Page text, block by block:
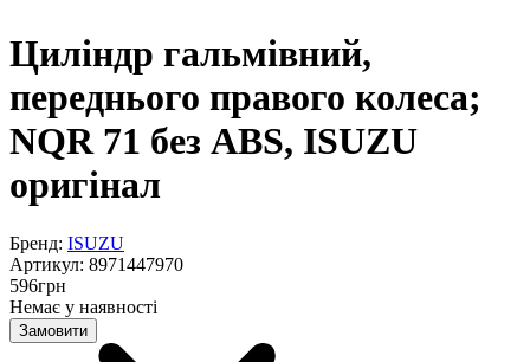
Циліндр гальмівний,
переднього правого колеса;
NQR 71 без ABS, ISUZU
оригінал
Бренд: ISUZU
Артикул: 8971447970
596грн
Немає у наявності
Замовити